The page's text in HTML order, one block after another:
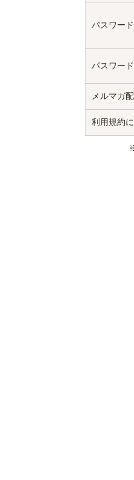
パスワード
パスワード
メルマガ
利用規約